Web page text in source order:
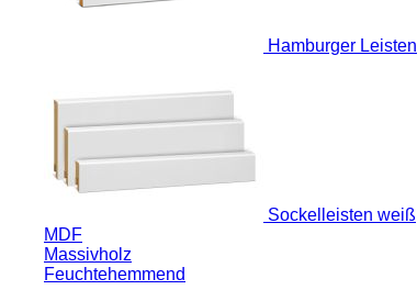
Hamburger Leisten
Sockelleisten weiß
MDF
Massivholz
Feuchtehemmend